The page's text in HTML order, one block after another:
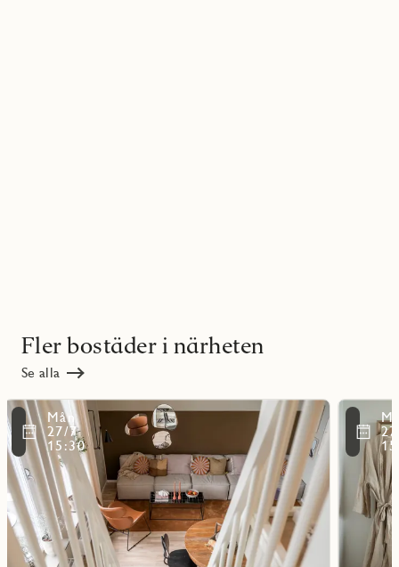
Fler bostäder i närheten
Se alla
Mån
27/7
15:30
Läs
mer
om
objekt
11001
Läs
mer
objekt
21105